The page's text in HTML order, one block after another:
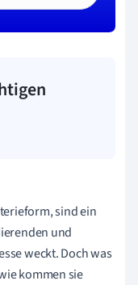
sind ein
und
weckt. Doch was
kommen sie